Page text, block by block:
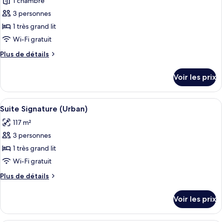
photos
pour
ce
type
chambre :
3 personnes
1 très grand lit
Wi-Fi gratuit
Plus de détails
Plus
le
type
de
chambre
Suite
(Urban)
Voir les prix
Afficher
toutes
les
photos
pour
ce
type
de
Suite
Signature
Literie hypoallergénique, minibar,
11
Suite Signature (Urban)
117 m²
3 personnes
1 très grand lit
Wi-Fi gratuit
Plus de détails
Plus
le
type
Voir les prix